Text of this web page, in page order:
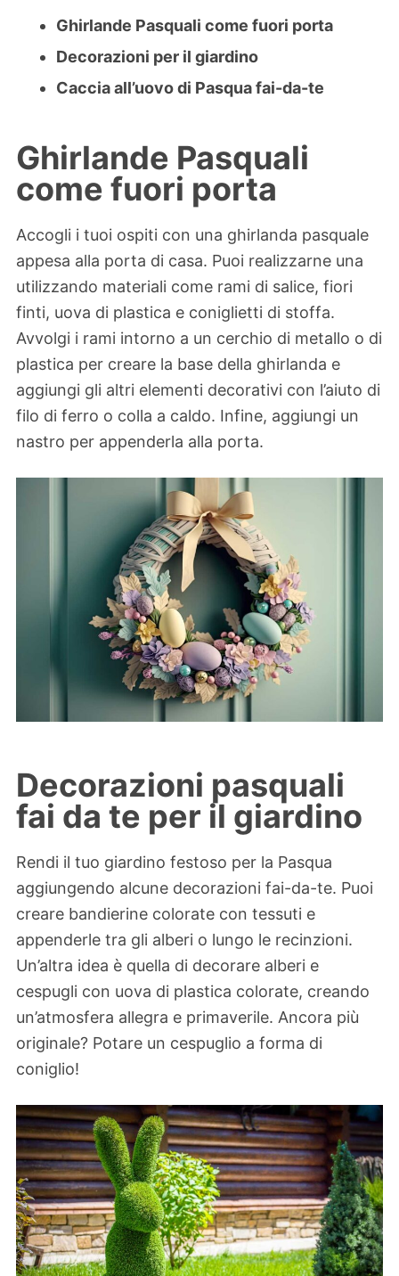
Ghirlande Pasquali come fuori porta
Decorazioni per il giardino
Caccia all’uovo di Pasqua fai-da-te
Ghirlande Pasquali
come fuori porta
Accogli i tuoi ospiti con una ghirlanda pasquale
appesa alla porta di casa. Puoi realizzarne una
utilizzando materiali come rami di salice, fiori
finti, uova di plastica e coniglietti di stoffa.
Avvolgi i rami intorno a un cerchio di metallo o di
plastica per creare la base della ghirlanda e
aggiungi gli altri elementi decorativi con l’aiuto di
filo di ferro o colla a caldo. Infine, aggiungi un
nastro per appenderla alla porta.
Decorazioni pasquali
fai da te per il giardino
Rendi il tuo giardino festoso per la Pasqua
aggiungendo alcune decorazioni fai-da-te. Puoi
creare bandierine colorate con tessuti e
appenderle tra gli alberi o lungo le recinzioni.
Un’altra idea è quella di decorare alberi e
cespugli con uova di plastica colorate, creando
un’atmosfera allegra e primaverile. Ancora più
originale? Potare un cespuglio a forma di
coniglio!